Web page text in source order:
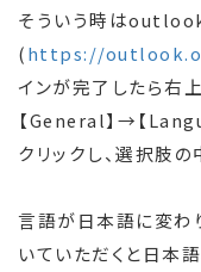
そういう時は
(https://
インが完了したら右
【General】→【
クリックし、選択肢
言語が日本語に変わ
いていただくと日本